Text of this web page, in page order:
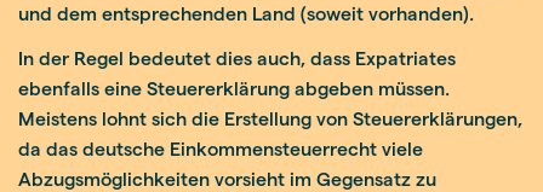
und dem entsprechenden Land (soweit vorhanden).
In der Regel bedeutet dies auch, dass Expatriates
ebenfalls eine Steuererklärung abgeben müssen.
Meistens lohnt sich die Erstellung von Steuererklärungen,
da das deutsche Einkommensteuerrecht viele
Abzugsmöglichkeiten vorsieht im Gegensatz zu